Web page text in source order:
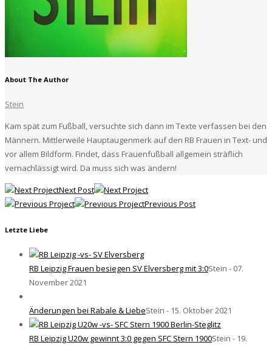
About The Author
Stein
Kam spät zum Fußball, versuchte sich dann im Texte verfassen bei den
Männern. Mittlerweile Hauptaugenmerk auf den RB Frauen in Text- und
vor allem Bildform. Findet, dass Frauenfußball allgemein sträflich
vernachlässigt wird. Da muss sich was ändern!
Next Post
Previous Post
Letzte Liebe
RB Leipzig Frauen besiegen SV Elversberg mit 3:0Stein - 07.
November 2021
Änderungen bei Rabale & LiebeStein - 15. Oktober 2021
RB Leipzig U20w gewinnt 3:0 gegen SFC Stern 1900Stein - 19.